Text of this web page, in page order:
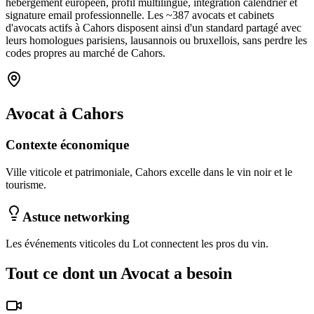
hébergement européen, profil multilingue, intégration calendrier et
signature email professionnelle. Les ~387 avocats et cabinets
d'avocats actifs à Cahors disposent ainsi d'un standard partagé avec
leurs homologues parisiens, lausannois ou bruxellois, sans perdre les
codes propres au marché de Cahors.
Avocat à Cahors
Contexte économique
Ville viticole et patrimoniale, Cahors excelle dans le vin noir et le
tourisme.
Astuce networking
Les événements viticoles du Lot connectent les pros du vin.
Tout ce dont un Avocat a besoin